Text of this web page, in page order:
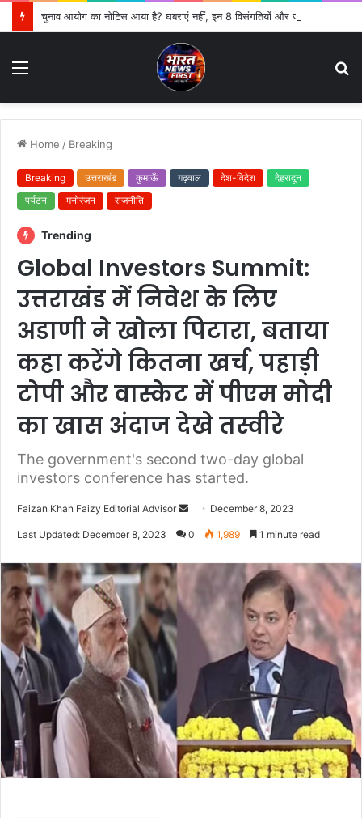
Home / Breaking
Breaking उत्तराखंड कुमाऊँ गढ़वाल देश-विदेश
देहरादून
पर्यटन
मनोरंजन राजनीति
Trending
Global Investors Summit:
उत्तराखंड में निवेश के लिए
अडाणी ने खोला पिटारा, बताया
कहा करेंगे कितना खर्च, पहाड़ी
टोपी और वास्केट में पीएम मोदी
का खास अंदाज देखे तस्वीरे
The government's second two-day global
investors conference has started.
Faizan Khan Faizy Editorial Advisor
e
d
n
l
December 8, 2023
Last Updated: December 8, 2023 0 1,989 1 minute read